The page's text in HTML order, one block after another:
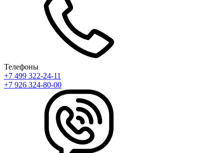
Телефоны
+7 499 322-24-11
+7 926 324-80-00